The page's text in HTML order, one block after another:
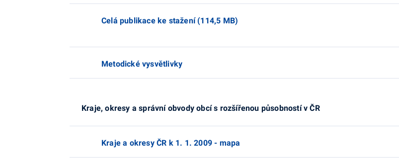
Celá publikace ke stažení (114,5 MB)
Metodické vysvětlivky
Kraje, okresy a správní obvody obcí s rozšířenou působností v ČR
Kraje a okresy ČR k 1. 1. 2009 - mapa